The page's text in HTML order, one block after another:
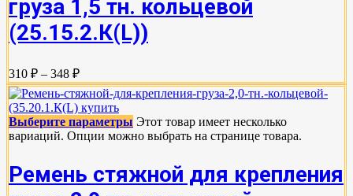
груза 1,5 тн. кольцевой
(25.15.2.К(L))
310 ₽ – 348 ₽
Выберите параметры Этот товар имеет несколько
вариаций. Опции можно выбрать на странице товара.
Ремень стяжной для крепления